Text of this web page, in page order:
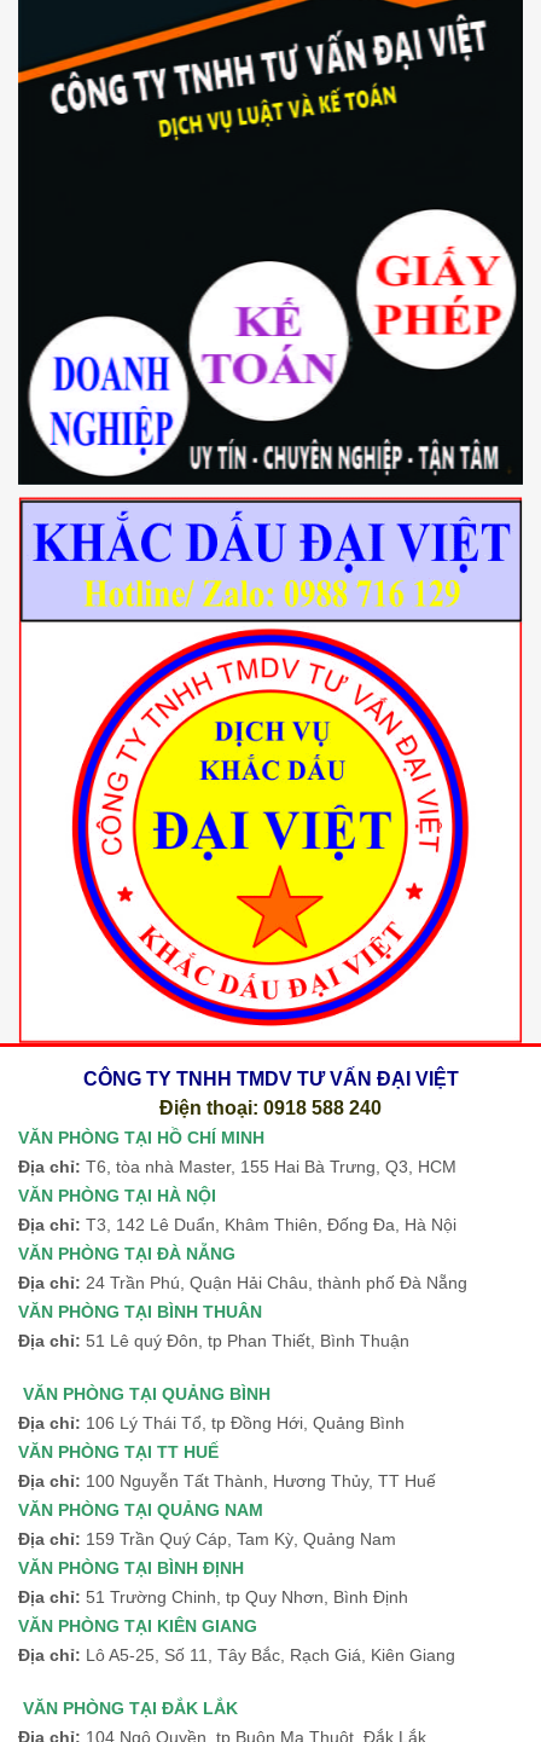
CÔNG TY TNHH TMDV TƯ VẤN ĐẠI VIỆT
Điện thoại: 0918 588 240
VĂN PHÒNG TẠI HỒ CHÍ MINH
Địa chỉ: T6, tòa nhà Master, 155 Hai Bà Trưng, Q3, HCM
VĂN PHÒNG TẠI HÀ NỘI
Địa chỉ: T3, 142 Lê Duẩn, Khâm Thiên, Đống Đa, Hà Nội
VĂN PHÒNG TẠI ĐÀ NẴNG
Địa chỉ: 24 Trần Phú, Quận Hải Châu, thành phố Đà Nẵng
VĂN PHÒNG TẠI BÌNH THUÂN
Địa chỉ: 51 Lê quý Đôn, tp Phan Thiết, Bình Thuận
VĂN PHÒNG TẠI QUẢNG BÌNH
Địa chỉ: 106 Lý Thái Tổ, tp Đồng Hới, Quảng Bình
VĂN PHÒNG TẠI TT HUẾ
Địa chỉ: 100 Nguyễn Tất Thành, Hương Thủy, TT Huế
VĂN PHÒNG TẠI QUẢNG NAM
Địa chỉ: 159 Trần Quý Cáp, Tam Kỳ, Quảng Nam
VĂN PHÒNG TẠI BÌNH ĐỊNH
Địa chỉ: 51 Trường Chinh, tp Quy Nhơn, Bình Định
VĂN PHÒNG TẠI KIÊN GIANG
Địa chỉ: Lô A5-25, Số 11, Tây Bắc, Rạch Giá, Kiên Giang
VĂN PHÒNG TẠI ĐẮK LẮK
Địa chỉ: 104 Ngô Quyền, tp Buôn Ma Thuột, Đắk Lắk